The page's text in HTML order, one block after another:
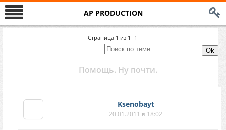
AP PRODUCTION
Страница 1 из 1 1
Помощь. Ну почти.
Ksenobayt
20.01.2011 в 18:02